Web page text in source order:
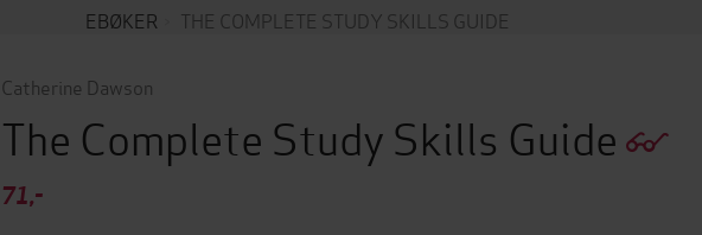
EBØKER THE COMPLETE STUDY SKILLS GUIDE
Catherine Dawson
The Complete Study Skills Guide
71,-